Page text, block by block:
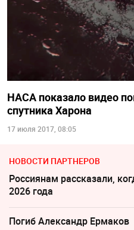
НАСА показало видео
спутника Харона
17 июля 2017, 08:05
НОВОСТИ ПАРТНЕРОВ
Россиянам рассказали,
2026 года
Погиб Александр Ермаков